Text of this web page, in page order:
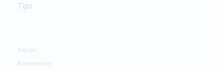
Tips
Nieuws
Evenementen